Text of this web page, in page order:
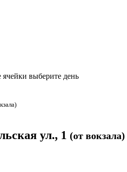
выберите день
ул., 1 (от вокзала)